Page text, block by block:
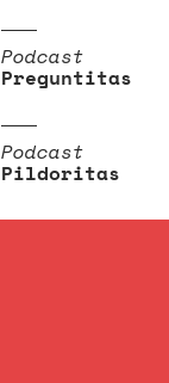
Podcast
Preguntitas
Podcast
Pildoritas